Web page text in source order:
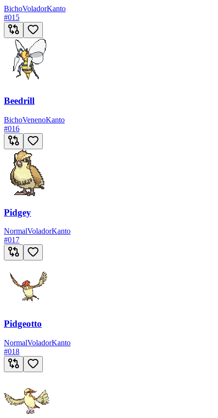
BichoVoladorKanto
#015
Beedrill
BichoVenenoKanto
#016
Pidgey
NormalVoladorKanto
#017
Pidgeotto
NormalVoladorKanto
#018